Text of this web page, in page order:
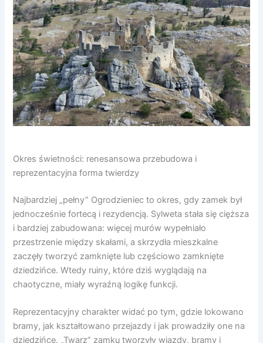
Okres świetności: renesansowa przebudowa i
reprezentacyjna forma twierdzy
Najbardziej „pełny” Ogrodzieniec to okres, gdy zamek był
jednocześnie fortecą i rezydencją. Sylweta stała się cięższa
i bardziej zabudowana: więcej murów wypełniało
przestrzenie między skałami, a skrzydła mieszkalne
zaczęły tworzyć zamknięte lub częściowo zamknięte
dziedzińce. Wtedy ruiny, które dziś wyglądają na
chaotyczne, miały wyraźną logikę funkcji.
Reprezentacyjny charakter widać po tym, gdzie lokowano
bramy, jak kształtowano przejazdy i jak prowadziły one na
dziedzińce. „Twarz” zamku tworzyły wjazdy, bramy i